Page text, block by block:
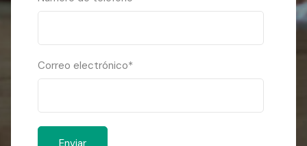
Correo electrónico*